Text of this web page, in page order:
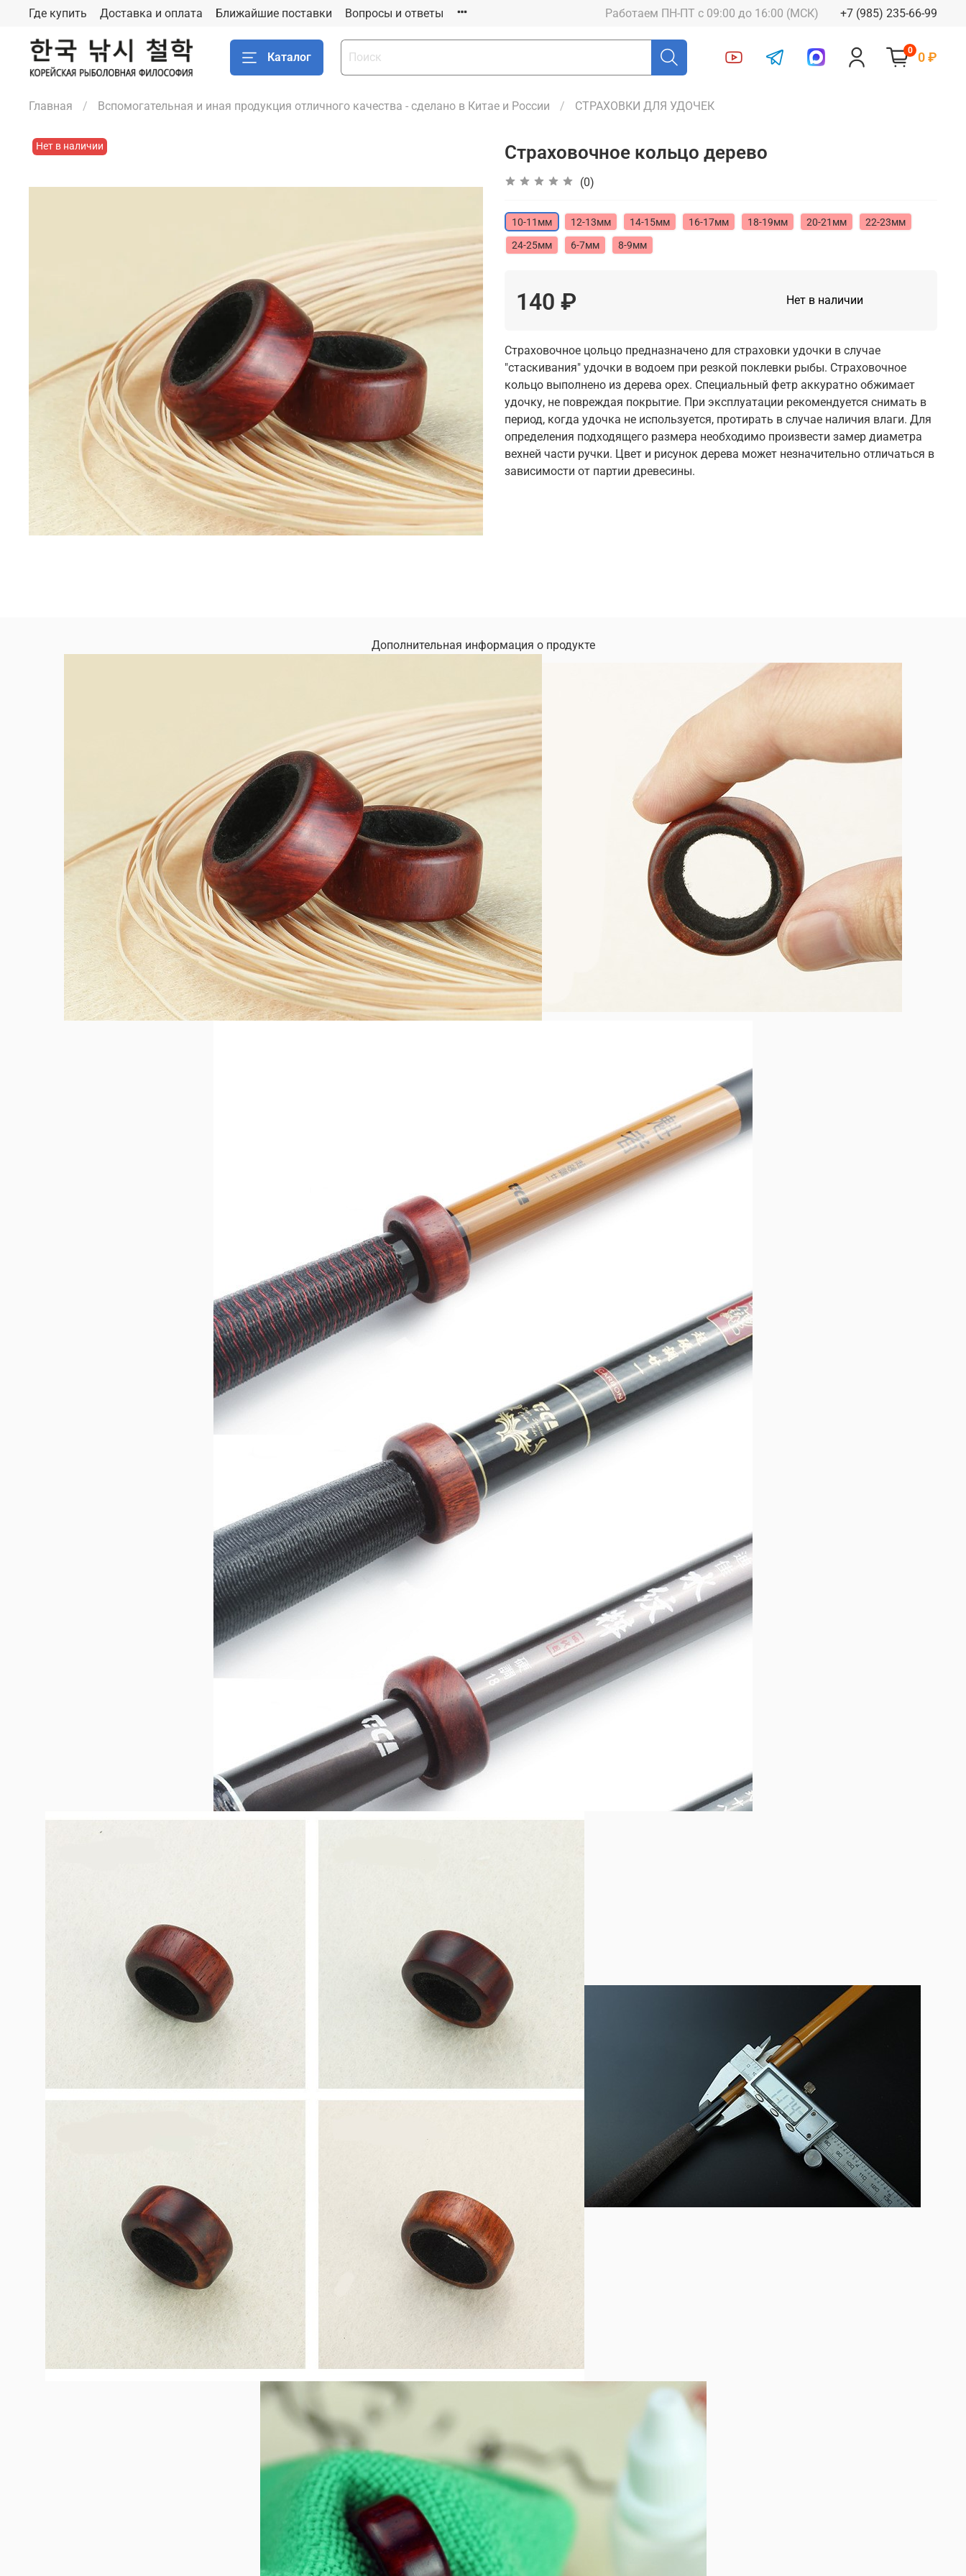
Где купить Доставка и оплата Ближайшие поставки Вопросы и ответы Работаем ПН-ПТ с 09:00 до 16:00 (МСК) +7 (985) 235-66-99
Каталог 0 0 ₽
Главная Вспомогательная и иная продукция отличного качества - сделано в Китае и России СТРАХОВКИ ДЛЯ УДОЧЕК
Нет в наличии Страховочное кольцо дерево
(0)
10-11мм 12-13мм 14-15мм 16-17мм 18-19мм 20-21мм 22-23мм
24-25мм 6-7мм 8-9мм
140 ₽ Нет в наличии
Страховочное цольцо предназначено для страховки удочки в случае
"стаскивания" удочки в водоем при резкой поклевки рыбы. Страховочное
кольцо выполнено из дерева орех. Специальный фетр аккуратно обжимает
удочку, не повреждая покрытие. При эксплуатации рекомендуется снимать в
период, когда удочка не используется, протирать в случае наличия влаги. Для
определения подходящего размера необходимо произвести замер диаметра
вехней части ручки. Цвет и рисунок дерева может незначительно отличаться в
зависимости от партии древесины.
Дополнительная информация о продукте